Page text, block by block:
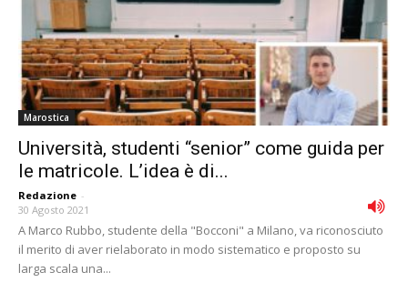
Marostica
Università, studenti “senior” come guida per
le matricole. L’idea è di...
Redazione -
30 Agosto 2021
A Marco Rubbo, studente della "Bocconi" a Milano, va riconosciuto
il merito di aver rielaborato in modo sistematico e proposto su
larga scala una...